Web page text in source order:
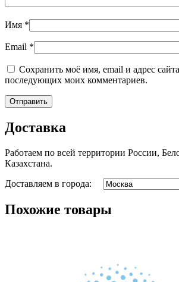
Имя *
Email *
Сохранить моё имя, email и адрес
последующих моих комментариев.
Доставка
Работаем по всей территории России,
Казахстана.
Доставляем в города:
Похожие товары